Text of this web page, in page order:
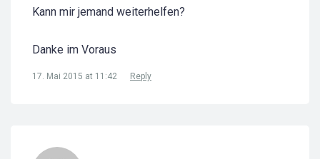
Kann mir jemand weiterhelfen?
Danke im Voraus
17. Mai 2015 at 11:42 Reply